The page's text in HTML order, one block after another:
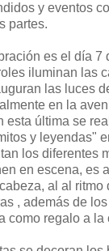
y eventos
partes.
es el día 7
iluminan las
las luces
en la
esta última se
y leyendas"
los diferentes
en escena, es
al al
, además de
como regalo a la